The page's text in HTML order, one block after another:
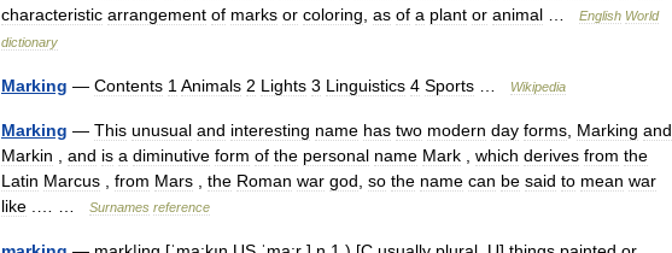
characteristic arrangement of marks or coloring as of a plant or animal English World
dictionary
Marking — Contents 1 Animals 2 Lights 3 Linguistics 4 Sports Wikipedia
Marking — This unusual and interesting name has two modern day forms Marking and
Markin
and is a diminutive form of the personal name Mark which derives from the
Latin Marcus from Mars the Roman war god so the name can be said to mean war
like
Surnames reference